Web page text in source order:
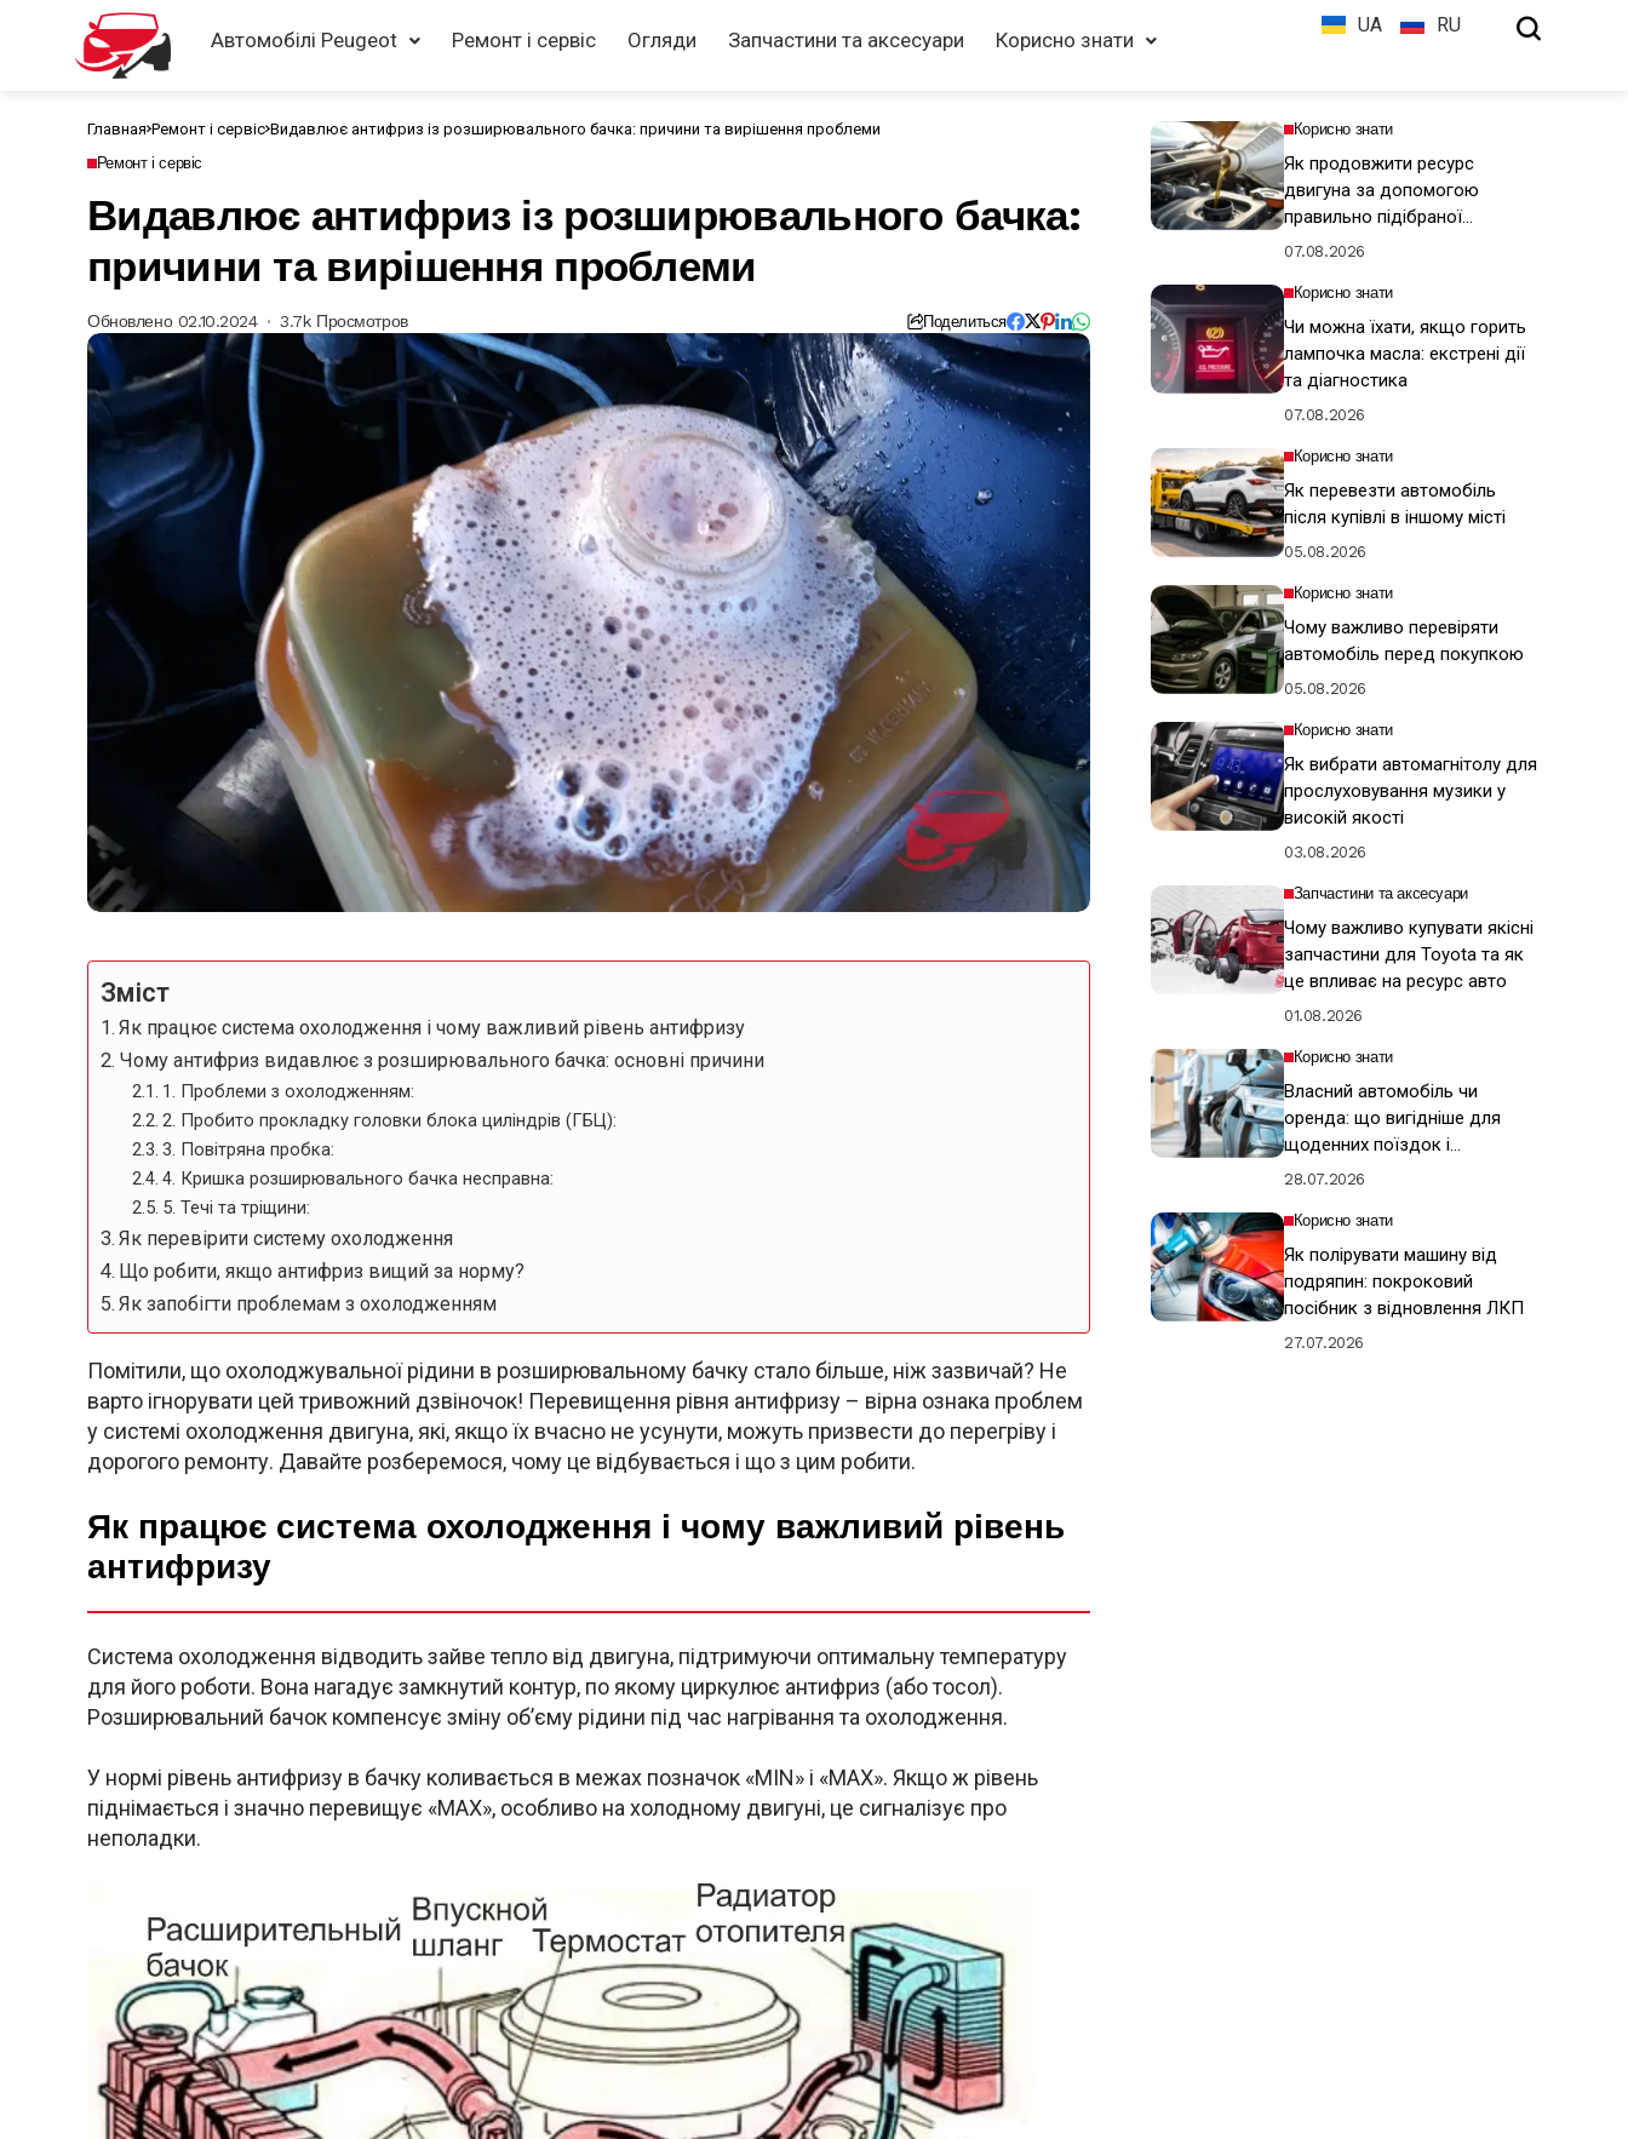
Автомобілі Peugeot Ремонт і сервіс Огляди Запчастини та аксесуари Корисно знати
UA RU
Главная Ремонт і сервіс Видавлює антифриз із розширювального бачка: причини та вирішення проблеми
Ремонт і сервіс
Видавлює антифриз із розширювального бачка:
причини та вирішення проблеми
Обновлено 02.10.2024 3.7k Просмотров Поделиться
Зміст
Як працює система охолодження і чому важливий рівень антифризу
Чому антифриз видавлює з розширювального бачка: основні причини
1. Проблеми з охолодженням:
2. Пробито прокладку головки блока циліндрів (ГБЦ):
3. Повітряна пробка:
4. Кришка розширювального бачка несправна:
5. Течі та тріщини:
Як перевірити систему охолодження
Що робити, якщо антифриз вищий за норму?
Як запобігти проблемам з охолодженням
Помітили, що охолоджувальної рідини в розширювальному бачку стало більше, ніж зазвичай? Не
варто ігнорувати цей тривожний дзвіночок! Перевищення рівня антифризу – вірна ознака проблем
у системі охолодження двигуна, які, якщо їх вчасно не усунути, можуть призвести до перегріву і
дорогого ремонту. Давайте розберемося, чому це відбувається і що з цим робити.
Як працює система охолодження і чому важливий рівень
антифризу
Система охолодження відводить зайве тепло від двигуна, підтримуючи оптимальну температуру
для його роботи. Вона нагадує замкнутий контур, по якому циркулює антифриз (або тосол).
Розширювальний бачок компенсує зміну об’єму рідини під час нагрівання та охолодження.
У нормі рівень антифризу в бачку коливається в межах позначок «MIN» і «MAX». Якщо ж рівень
піднімається і значно перевищує «MAX», особливо на холодному двигуні, це сигналізує про
неполадки.
Корисно знати
Як продовжити ресурс
двигуна за допомогою
правильно підібраної
моторної оливи
07.08.2026
Корисно знати
Чи можна їхати, якщо горить
лампочка масла: екстрені дії
та діагностика
07.08.2026
Корисно знати
Як перевезти автомобіль
після купівлі в іншому місті
05.08.2026
Корисно знати
Чому важливо перевіряти
автомобіль перед покупкою
05.08.2026
Корисно знати
Як вибрати автомагнітолу для
прослуховування музики у
високій якості
03.08.2026
Запчастини та аксесуари
Чому важливо купувати якісні
запчастини для Toyota та як
це впливає на ресурс авто
01.08.2026
Корисно знати
Власний автомобіль чи
оренда: що вигідніше для
щоденних поїздок і
подорожей
28.07.2026
Корисно знати
Як полірувати машину від
подряпин: покроковий
посібник з відновлення ЛКП
27.07.2026